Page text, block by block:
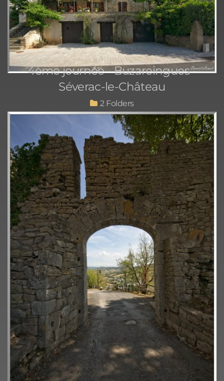
4ème journée - Buzareingues -
Séverac-le-Château
2